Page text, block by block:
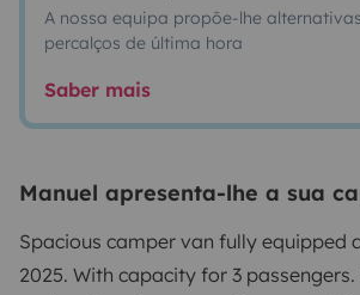
A nossa equipa propõe-lhe
percalços de última hora
Saber mais
Manuel apresenta-lhe a sua
Spacious camper van fully equipped
2025. With capacity for 3 passengers.